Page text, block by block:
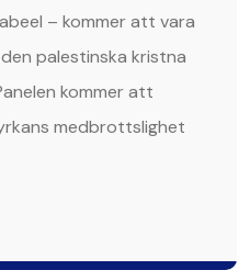
– kommer att vara
palestinska kristna
kommer att
medbrottslighet